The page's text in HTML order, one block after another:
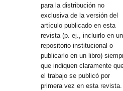
para la distribución no
exclusiva de la versión del
artículo publicado en esta
revista (p. ej., incluirlo en un
repositorio institucional o
publicarlo en un libro)
que indiquen claramente
el trabajo se publicó por
primera vez en esta revista.